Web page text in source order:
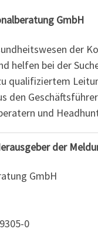
GmbH
der
helfen bei der
qualifiziertem
den
und
der
GmbH
0